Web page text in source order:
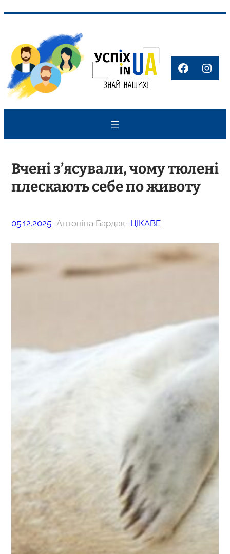
вмісту
Вчені з’ясували, чому тюлені
плескають себе по животу
05.12.2025–Антоніна Бардак–ЦІКАВЕ